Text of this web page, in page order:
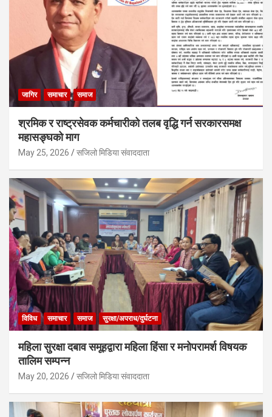
जागिर समाचार समाज
श्रमिक र राष्ट्रसेवक कर्मचारीको तलब वृद्धि गर्न सरकारसमक्ष
महासङ्घको माग
May 25, 2026 सजिलो मिडिया संवाददाता
विविध समाचार समाज सुरक्षा/अपराध/दुर्घटना
महिला सुरक्षा दबाव समूहद्वारा महिला हिंसा र मनोपरामर्श विषयक
तालिम सम्पन्न
May 20, 2026 सजिलो मिडिया संवाददाता